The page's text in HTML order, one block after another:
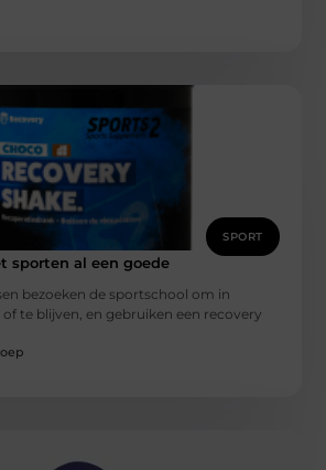
SPORT
sporten al een goede
bezoeken de sportschool om in
te blijven, en gebruiken een recovery